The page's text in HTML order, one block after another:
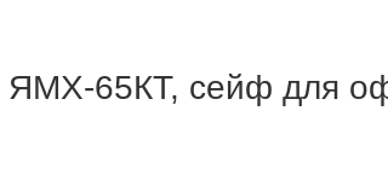
65КТ, сейф для